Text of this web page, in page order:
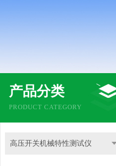
产品分类
PRODUCT CATEGORY
高压开关机械特性测试仪